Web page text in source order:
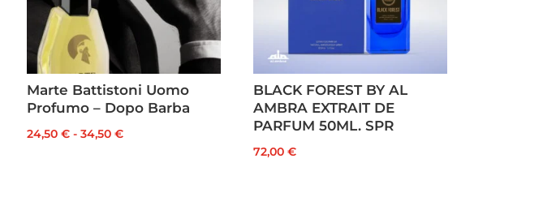
Marte Battistoni Uomo
Profumo – Dopo Barba
24,50€ - 34,50€Fascia
BLACK FOREST BY AL
AMBRA EXTRAIT DE
PARFUM 50ML. SPR
72,00€